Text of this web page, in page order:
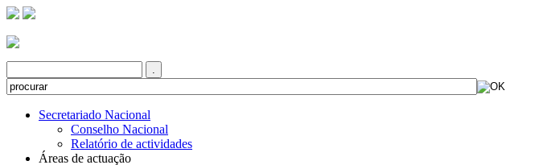
Secretariado Nacional
Conselho Nacional
Relatório de actividades
Áreas de actuação